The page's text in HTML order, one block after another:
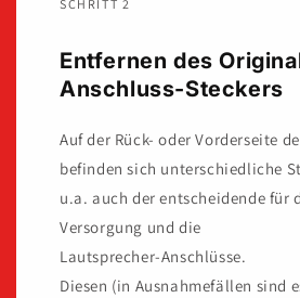
SCHRITT 2
Entfernen des
Anschluss-Steckers
Auf der Rück- oder Vorderseite
befinden sich unterschiedliche
u.a. auch der entscheidende für
Versorgung und die
Lautsprecher-Anschlüsse.
Diesen (in Ausnahmefällen sind